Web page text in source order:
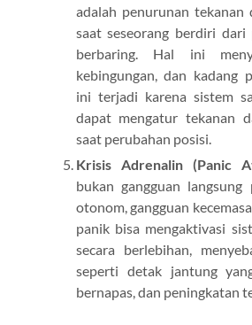
adalah penurunan tekanan
saat seseorang berdiri
berbaring. Hal ini
kebingungan, dan kadang
ini terjadi karena sistem
dapat mengatur tekanan
saat perubahan posisi.
Krisis Adrenalin (Panic
bukan gangguan
otonom, gangguan
panik bisa mengaktivasi
secara berlebihan,
seperti detak jantung
bernapas, dan peningkatan